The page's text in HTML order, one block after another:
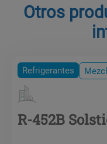
Otros
Refrigerantes
R-452B